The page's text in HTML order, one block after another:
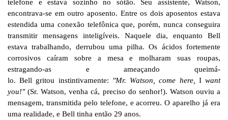
telefone e estava sozinho no sótão. Seu assistente, Watson,
encontrava-se em outro aposento. Entre os dois aposentos estava
estendida uma conexão telefônica que, porém, nunca conseguira
transmitir mensagens inteligíveis. Naquele dia, enquanto Bell
estava trabalhando, derrubou uma pilha. Os ácidos fortemente
corrosivos caíram sobre a mesa e molharam suas roupas,
estragando-as e ameaçando queimá-
lo. Bell gritou instintivamente:
"Mr. Watson, come here, Iwant
you!"(Sr. Watson, venha cá, preciso do senhor!). Watson ouviu a
mensagem, transmitida pelo telefone, e acorreu. O aparelho já era
uma realidade, e Bell tinha então 29 anos.